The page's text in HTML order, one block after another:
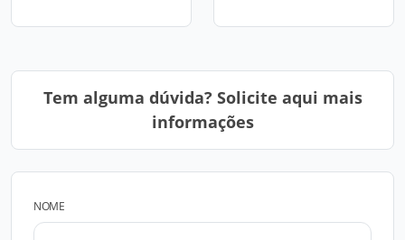
Tem alguma dúvida? Solicite aqui mais
informações
NOME